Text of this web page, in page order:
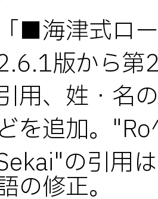
「■海津式ロ
版から第
用、姓・名
どを追加。
の引用
の修正。